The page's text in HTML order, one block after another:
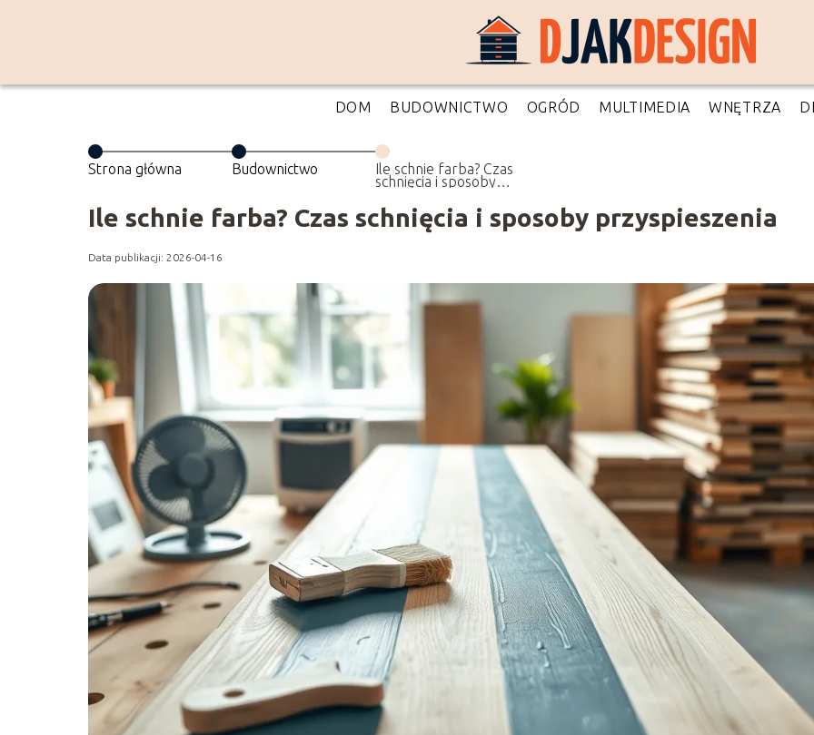
DOM BUDOWNICTWO OGRÓD MULTIMEDIA WNĘTRZA
Strona główna Budownictwo Ile schnie farba? Czas
schnięcia i sposoby
Ile schnie farba? Czas schnięcia i sposoby przyspieszenia
Data publikacji: 2026-04-16